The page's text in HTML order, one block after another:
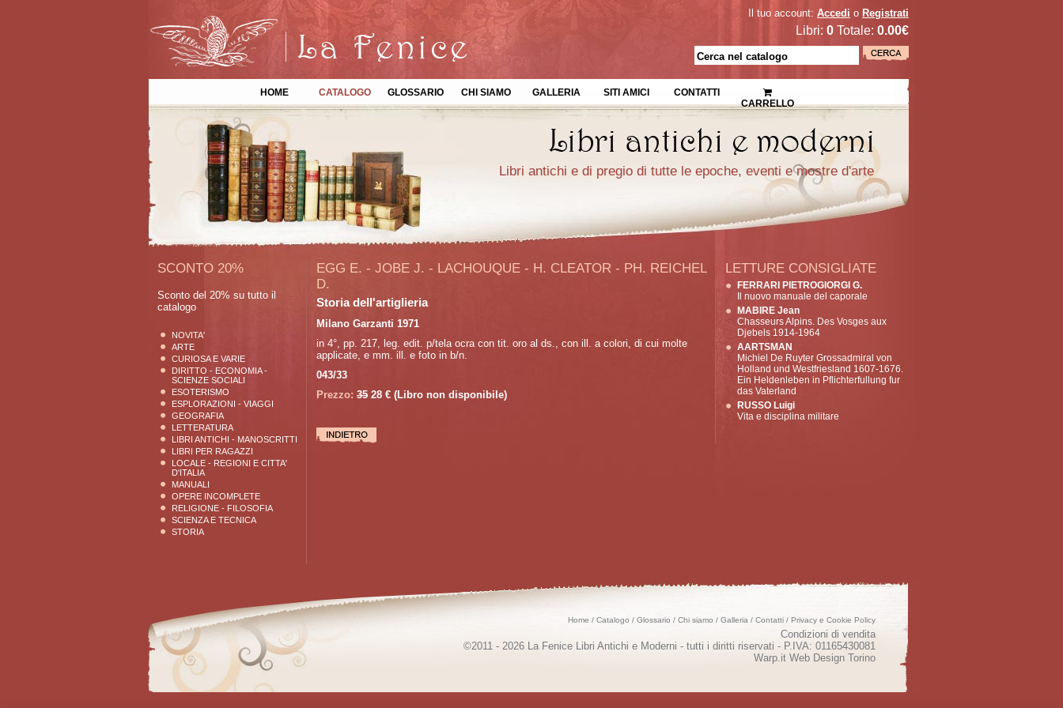
Il tuo account: Accedi o Registrati
Libri: 0 Totale: 0.00€
HOME CATALOGO GLOSSARIO CHI SIAMO GALLERIA SITI AMICI
CONTATTI
CARRELLO
Libri antichi e di pregio di tutte le epoche, eventi e mostre d'arte
SCONTO 20%
Sconto del 20% su tutto il
catalogo
NOVITA'
ARTE
CURIOSA E VARIE
DIRITTO - ECONOMIA -
SCIENZE SOCIALI
ESOTERISMO
ESPLORAZIONI - VIAGGI
GEOGRAFIA
LETTERATURA
LIBRI ANTICHI - MANOSCRITTI
LIBRI PER RAGAZZI
LOCALE - REGIONI E CITTA'
D'ITALIA
MANUALI
OPERE INCOMPLETE
RELIGIONE - FILOSOFIA
SCIENZA E TECNICA
STORIA
EGG E. - JOBE J. - LACHOUQUE - H. CLEATOR - PH. REICHEL
D.
Storia dell'artiglieria
Milano Garzanti 1971
in 4°, pp. 217, leg. edit. p/tela ocra con tit. oro al ds., con ill. a colori, di cui molte
applicate, e mm. ill. e foto in b/n.
043/33
Prezzo: 35 28 € (Libro non disponibile)
LETTURE CONSIGLIATE
FERRARI PIETROGIORGI G.
Il nuovo manuale del caporale
MABIRE Jean
Chasseurs Alpins. Des Vosges aux
Djebels 1914-1964
AARTSMAN
Michiel De Ruyter Grossadmiral von
Holland und Westfriesland 1607-1676.
Ein Heldenleben in Pflichterfullung fur
das Vaterland
RUSSO Luigi
Vita e disciplina militare
Home / Catalogo / Glossario / Chi siamo / Galleria / Contatti / Privacy e Cookie Policy
Condizioni di vendita
©2011 - 2026 La Fenice Libri Antichi e Moderni - tutti i diritti riservati - P.IVA: 01165430081
Warp.it Web Design Torino